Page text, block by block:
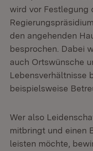
wird vor Festlegung
den angehenden
besprochen. Dabei
auch Ortswünsche
Lebensverhältnisse
beispielsweise
Wer also
mitbringt und einen
leisten möchte,